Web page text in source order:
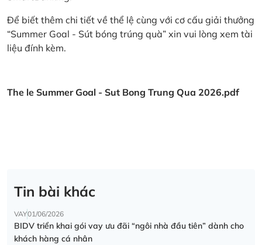
Để biết thêm chi tiết về thể lệ cùng với cơ cấu giải thưởng
“Summer Goal - Sút bóng trúng quà” xin vui lòng xem tài
liệu đính kèm.
The le Summer Goal - Sut Bong Trung Qua 2026.pdf
Tin bài khác
VAY01/06/2026
BIDV triển khai gói vay ưu đãi “ngôi nhà đầu tiên” dành cho
khách hàng cá nhân